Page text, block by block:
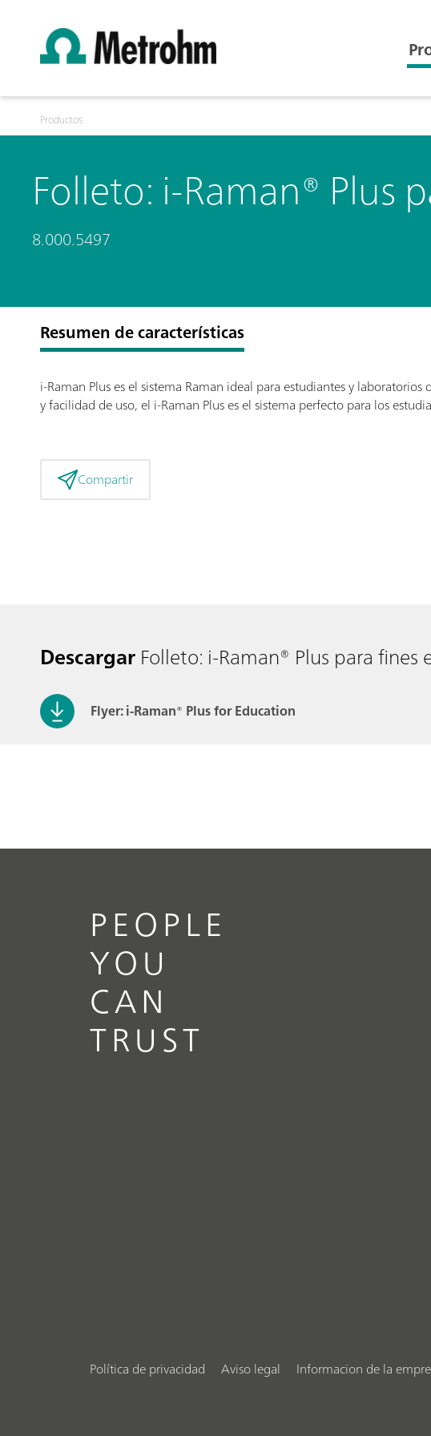
Productos
Folleto: i-Raman® Plus
8.000.5497
Resumen de características
i-Raman Plus es el sistema Raman ideal para estudiantes y
y facilidad de uso, el i-Raman Plus es el sistema perfecto para los
Compartir
DescargarFolleto: i-Raman® Plus para fines
Flyer: i-Raman® Plus for Education
PEOPLE
YOU
CAN
TRUST
Política de privacidad Aviso legal Informacion de la